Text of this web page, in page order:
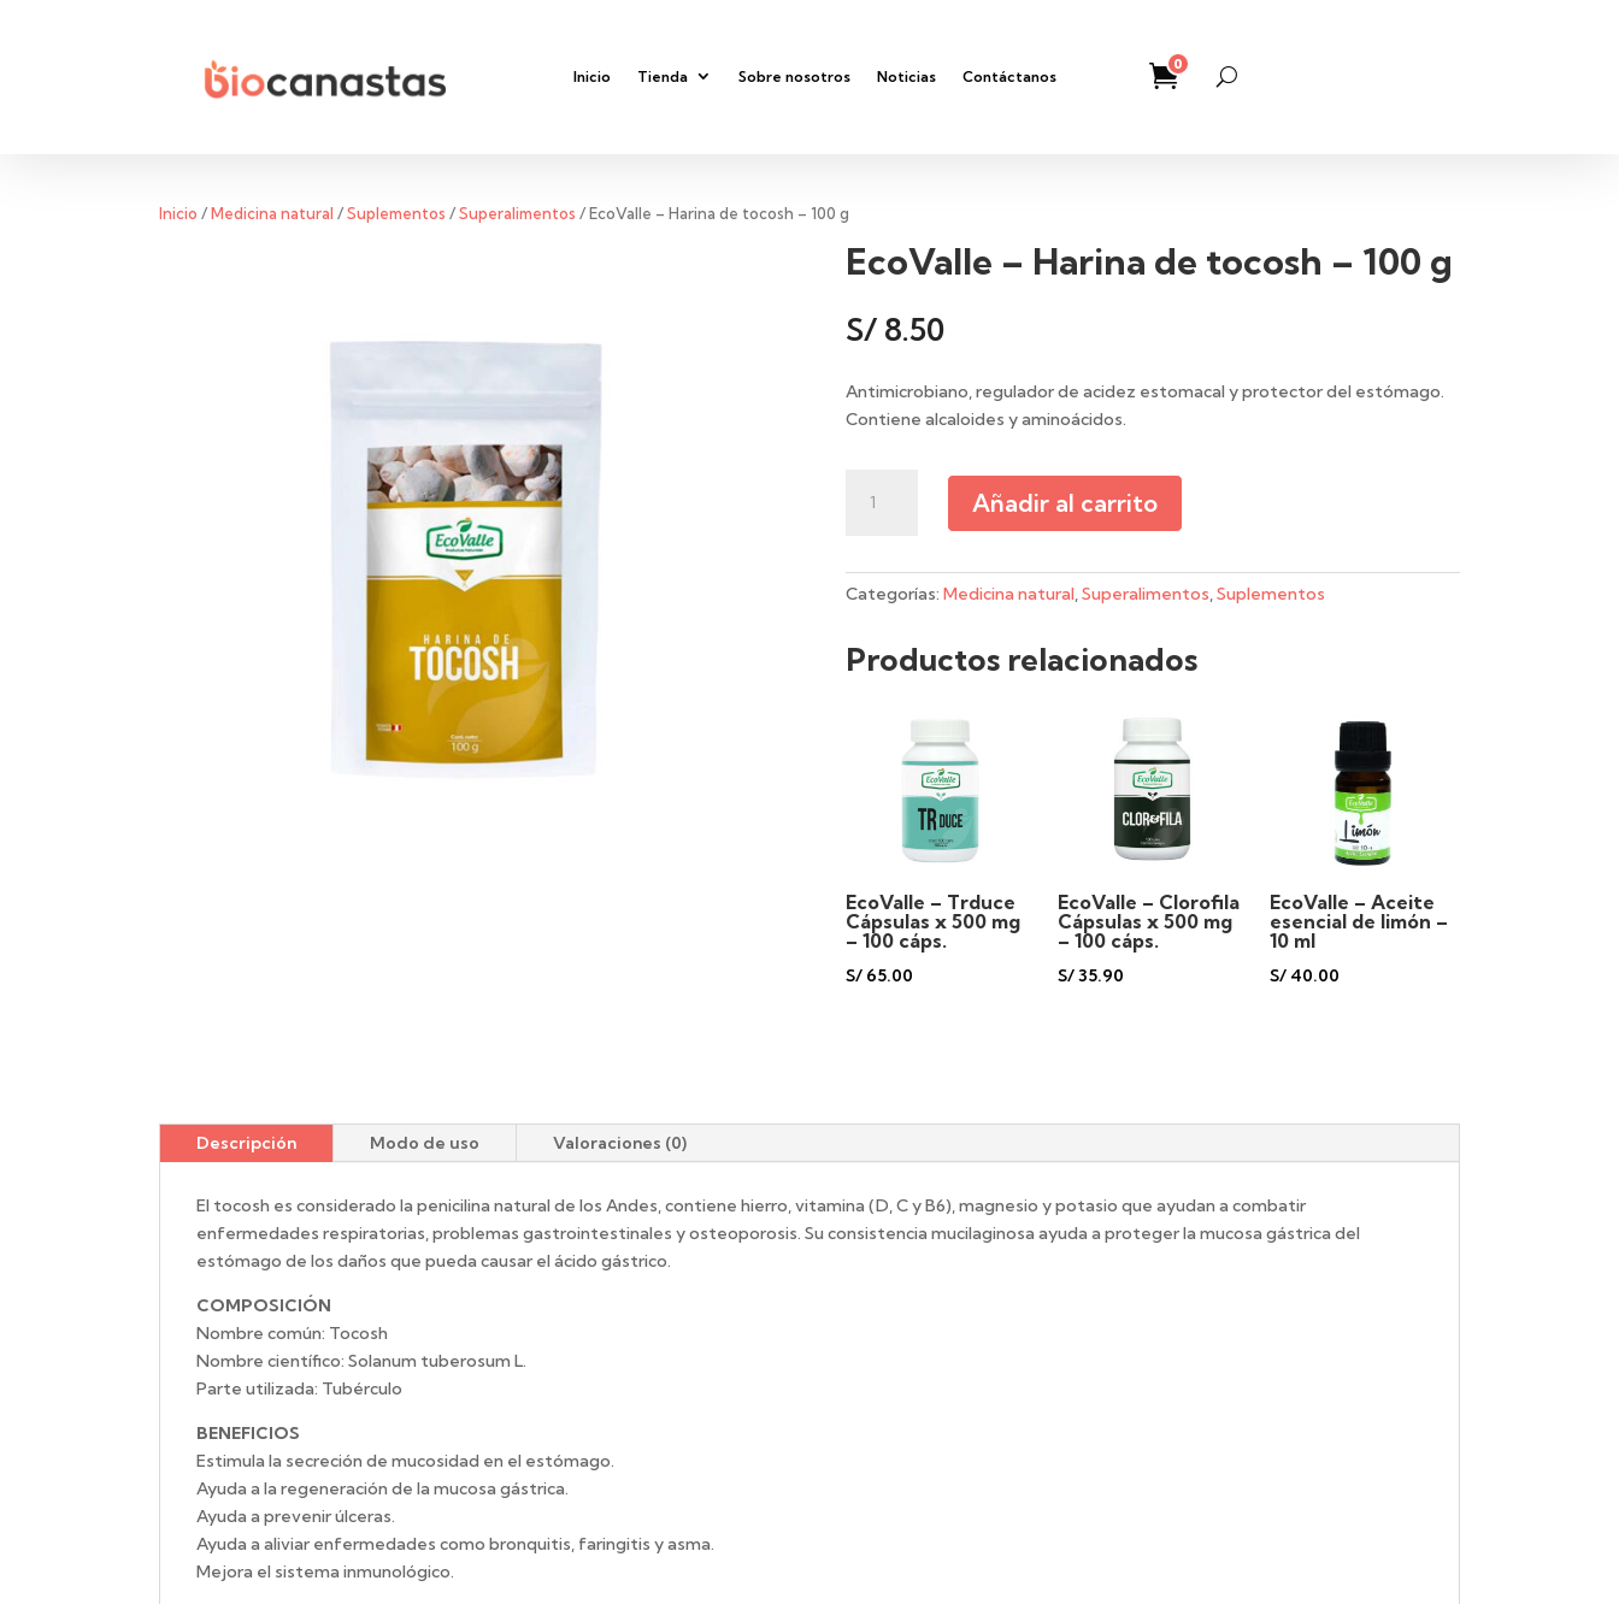
Inicio Tienda Sobre nosotros Noticias Contáctanos
0
Inicio /Medicina natural /Suplementos /Superalimentos / EcoValle – Harina de tocosh – 100 g
EcoValle – Harina de tocosh – 100 g
S/8.50
Antimicrobiano, regulador de acidez estomacal y protector del estómago.
Contiene alcaloides y aminoácidos.
tocosh
100
g
Añadir al carrito
Categorías: Medicina natural,Superalimentos,Suplementos
Productos relacionados
EcoValle – Trduce
Cápsulas x 500 mg
– 100 cáps.
S/65.00
EcoValle – Clorofila
Cápsulas x 500 mg
– 100 cáps.
S/35.90
EcoValle – Aceite
esencial de limón –
10 ml
S/ 40.00
Descripción Modo de uso Valoraciones (0)
El tocosh es considerado la penicilina natural de los Andes, contiene hierro, vitamina (D, C y B6), magnesio y potasio que ayudan a combatir
enfermedades respiratorias, problemas gastrointestinales y osteoporosis. Su consistencia mucilaginosa ayuda a proteger la mucosa gástrica del
estómago de los daños que pueda causar el ácido gástrico.
COMPOSICIÓN
Nombre común: Tocosh
Nombre científico: Solanum tuberosum L.
Parte utilizada: Tubérculo
BENEFICIOS
Estimula la secreción de mucosidad en el estómago.
Ayuda a la regeneración de la mucosa gástrica.
Ayuda a prevenir úlceras.
Ayuda a aliviar enfermedades como bronquitis, faringitis y asma.
Mejora el sistema inmunológico.